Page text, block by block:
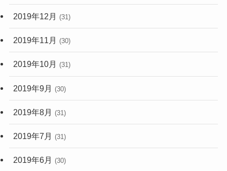
2019年12月 (31)
2019年11月 (30)
2019年10月 (31)
2019年9月 (30)
2019年8月 (31)
2019年7月 (31)
2019年6月 (30)